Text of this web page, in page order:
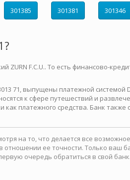
301385 301381 301346
ZURN F.C.U.. То есть финансово-
71, выпущены платежной системой
к сфере путешествий и
платежного средства. Банк
на то, что делается все
отношении ее точности. Только
очередь обратиться в свой банк.